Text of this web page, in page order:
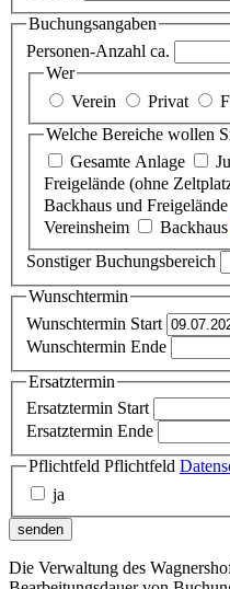
Buchungsangaben
Personen-Anzahl ca.
Wer
Verein
Privat
Welche Bereiche wollen
Gesamte Anlage
Freigelände (ohne
Backhaus und Freigelände
Vereinsheim
Backhaus
Sonstiger Buchungsbereich
Wunschtermin
Wunschtermin Start
Wunschtermin Ende
Ersatztermin
Ersatztermin Start
Ersatztermin Ende
Pflichtfeld Pflichtfeld
ja
senden
Die Verwaltung des